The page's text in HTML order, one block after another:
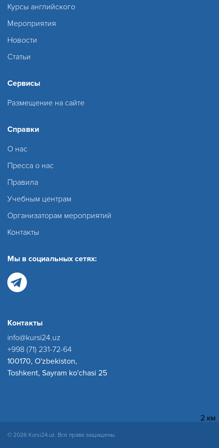
2 км
Курсы английского
Мероприятия
Новости
Статьи
Сервисы
Размещение на сайте
Справки
О нас
Пресса о нас
Правила
Учебным центрам
Организаторам мероприятий
Контакты
Мы в социальных сетях:
Контакты
info@kursi24.uz
+998 (71) 231-72-64
100170, O'zbekiston,
Toshkent, Sayram ko'chasi 25
© 2026 Kursi24.uz. Все права защищены.